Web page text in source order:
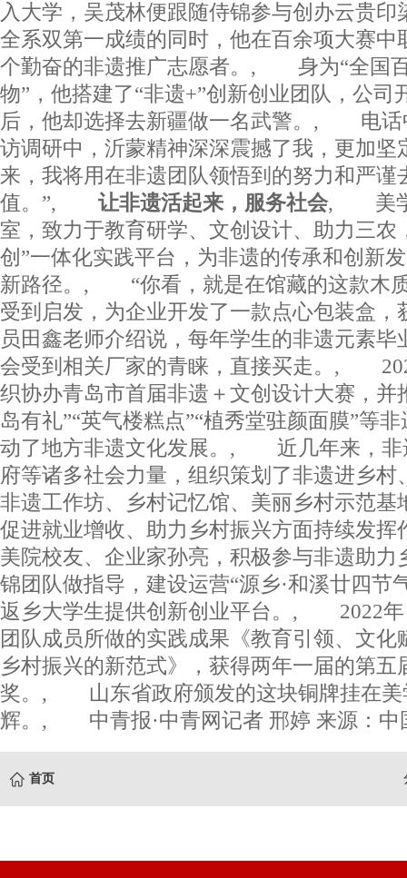
入大学，吴茂林便跟随侍锦参与创办云贵印
全系双第一成绩的同时，他在百余项大赛中
个勤奋的非遗推广志愿者。, 身为“全国
物”，他搭建了“非遗+”创新创业团队，公司
后，他却选择去新疆做一名武警。, 电话
访调研中，沂蒙精神深深震撼了我，更加坚
来，我将用在非遗团队领悟到的努力和严谨
值。”, 让非遗活起来，服务社会, 美学
室，致力于教育研学、文创设计、助力三农
创”一体化实践平台，为非遗的传承和创新
新路径。, “你看，就是在馆藏的这款木
受到启发，为企业开发了一款点心包装盒，
员田鑫老师介绍说，每年学生的非遗元素毕
会受到相关厂家的青睐，直接买走。,
织协办青岛市首届非遗＋文创设计大赛，并
岛有礼”“英气楼糕点”“植秀堂驻颜面膜”等
动了地方非遗文化发展。, 近几年来，非
府等诸多社会力量，组织策划了非遗进乡村
非遗工作坊、乡村记忆馆、美丽乡村示范基
促进就业增收、助力乡村振兴方面持续
美院校友、企业家孙亮，积极参与非遗助力
锦团队做指导，建设运营“源乡·和溪廿四节
返乡大学生提供创新创业平台。, 2022年
团队成员所做的实践成果《教育引领、文
乡村振兴的新范式》，获得两年一届的第五
奖。, 山东省政府颁发的这块铜牌挂在美
辉。, 中青报·中青网记者 邢婷 来源：中
首页